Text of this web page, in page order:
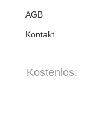
AGB
Kontakt
Kostenlos: